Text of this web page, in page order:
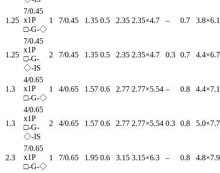
1.25
7/0.45
x1P
□-G-◇
1 7/0.45 1.35 0.5 2.35 2.35×4.7 – 0.7 3.8×6.1
1.25
7/0.45
x1P
□-G-
◇-IS
2 7/0.45 1.35 0.5 2.35 2.35×4.7 0.3 0.7 4.4×6.7
1.3
4/0.65
x1P
□-G-◇
1 4/0.65 1.57 0.6 2.77 2.77×5.54 – 0.8 4.4×7.1
1.3
4/0.65
x1P
□-G-
◇-IS
2 4/0.65 1.57 0.6 2.77 2.77×5.54 0.3 0.8 5.0×7.7
2.3
7/0.65
x1P
□-G-◇
1 7/0.65 1.95 0.6 3.15 3.15×6.3 – 0.8 4.8×7.9